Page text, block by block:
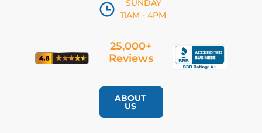
SUNDAY
11AM - 4PM
25,000+
Reviews
ABOUT
US